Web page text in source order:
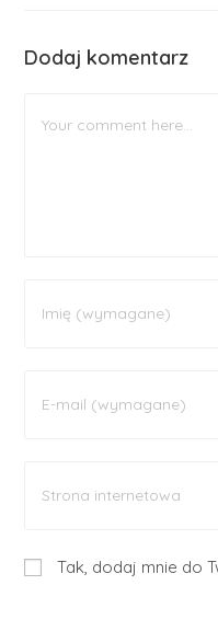
Dodaj komentarz
Tak, dodaj mnie do